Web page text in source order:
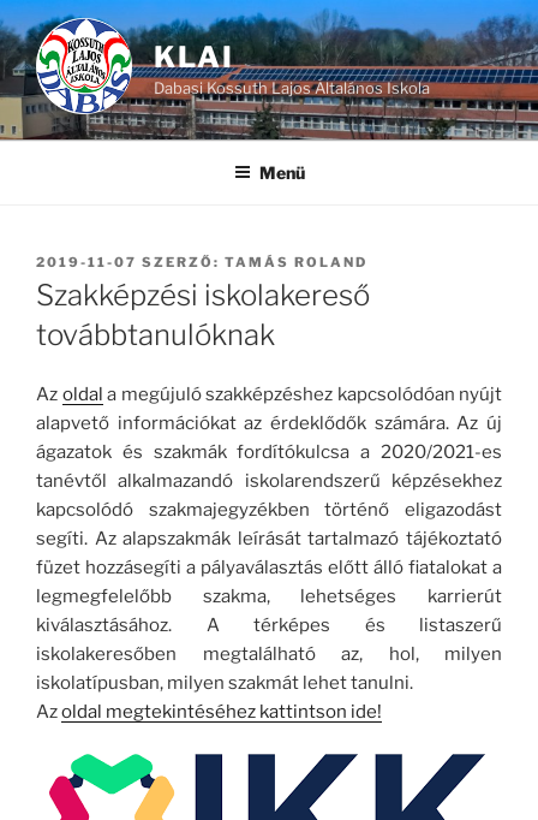
Tartalomhoz
KLAI
Dabasi Kossuth Lajos Általános Iskola
Menü
BEKÜLDVE:
2019-11-07 SZERZŐ: TAMÁS ROLAND
Szakképzési iskolakereső
továbbtanulóknak
Az oldal a megújuló szakképzéshez kapcsolódóan nyújt
alapvető információkat az érdeklődők számára. Az új
ágazatok és szakmák fordítókulcsa a 2020/2021-es
tanévtől alkalmazandó iskolarendszerű képzésekhez
kapcsolódó szakmajegyzékben történő eligazodást
segíti. Az alapszakmák leírását tartalmazó tájékoztató
füzet hozzásegíti a pályaválasztás előtt álló fiatalokat a
legmegfelelőbb szakma, lehetséges karrierút
kiválasztásához. A térképes és listaszerű
iskolakeresőben megtalálható az, hol, milyen
iskolatípusban, milyen szakmát lehet tanulni.
Azoldal megtekintéséhez kattintson ide!